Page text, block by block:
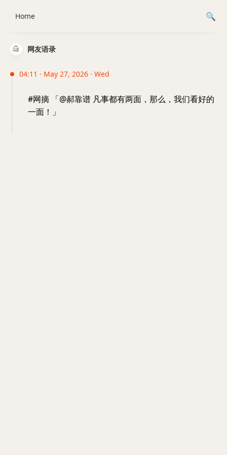
网友语录
04:11 · May 27, 2026 · Wed
#网摘 「@郝靠谱 凡事都有两面，那么，我们看好的
一面！」
Home